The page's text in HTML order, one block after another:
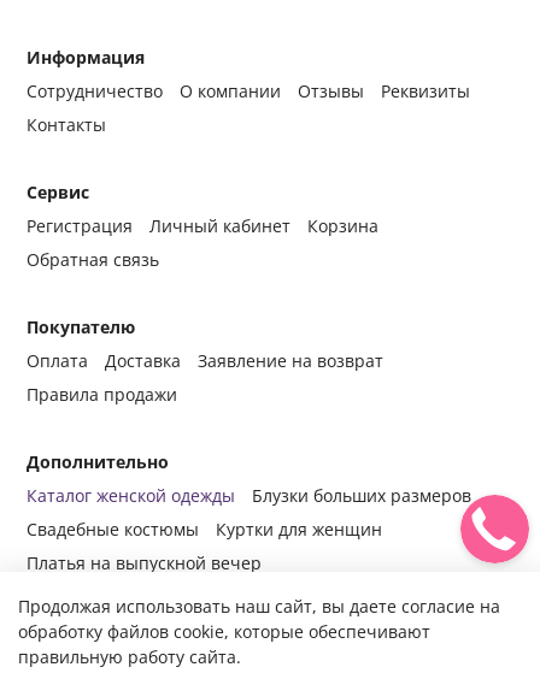
Информация
Сотрудничество
О компании Отзывы
Реквизиты
Контакты
Сервис
Регистрация
Личный кабинет
Корзина
Обратная связь
Покупателю
Оплата
Доставка
Заявление на возврат
Правила продажи
Дополнительно
Каталог женской одежды
Блузки больших размеров
Свадебные костюмы
Куртки для женщин
Платья на выпускной вечер
© 2014-2024 Все права защищены.
Продолжая использовать наш сайт, вы даете согласие на
обработку файлов cookie, которые обеспечивают
правильную работу сайта.